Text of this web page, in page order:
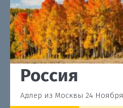
Россия
Адлер из Москвы 24 Ноября